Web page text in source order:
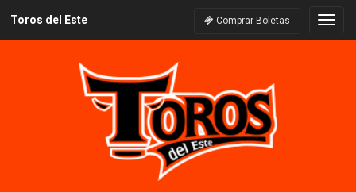
Toros del Este Comprar Boletas